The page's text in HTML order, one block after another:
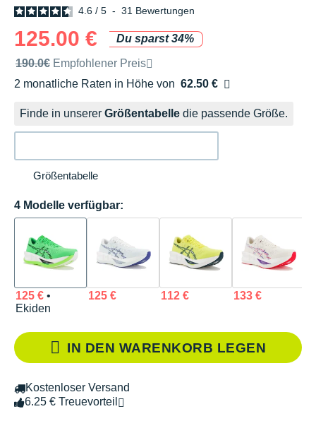
4.6 / 5 - 31 Bewertungen
125.00 €
Du sparst 34%
Unverbindliche Preisempfehlung der Marke
190.0€ Empfohlener Preis
2 monatliche Raten in Höhe von 62.50 €
Ohne Zusatzkosten
Finde in unserer Größentabelle die passende Größe.
Größentabelle
4 Modelle verfügbar:
125 €•
Ekiden
125 € 112 € 133 €
IN DEN WARENKORB LEGEN
Kostenloser Versand
6.25 € Treuevorteil